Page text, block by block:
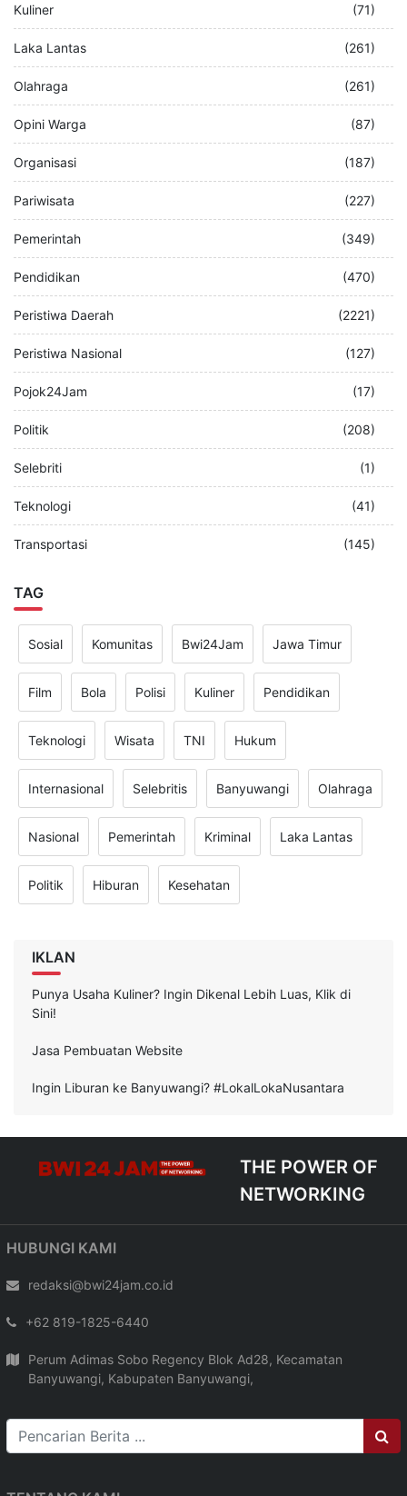
Kuliner (71)
Laka Lantas (261)
Olahraga (261)
Opini Warga (87)
Organisasi (187)
Pariwisata (227)
Pemerintah (349)
Pendidikan (470)
Peristiwa Daerah (2221)
Peristiwa Nasional (127)
Pojok24Jam (17)
Politik (208)
Selebriti (1)
Teknologi (41)
Transportasi (145)
TAG
Sosial Komunitas Bwi24Jam Jawa Timur
Film Bola Polisi Kuliner Pendidikan
Teknologi Wisata TNI Hukum
Internasional Selebritis Banyuwangi Olahraga
Nasional Pemerintah Kriminal Laka Lantas
Politik Hiburan Kesehatan
IKLAN
Punya Usaha Kuliner? Ingin Dikenal Lebih Luas, Klik di
Sini!
Jasa Pembuatan Website
Ingin Liburan ke Banyuwangi? #LokalLokaNusantara
THE POWER OF
NETWORKING
HUBUNGI KAMI
redaksi@bwi24jam.co.id
+62 819-1825-6440
Perum Adimas Sobo Regency Blok Ad28, Kecamatan
Banyuwangi, Kabupaten Banyuwangi,